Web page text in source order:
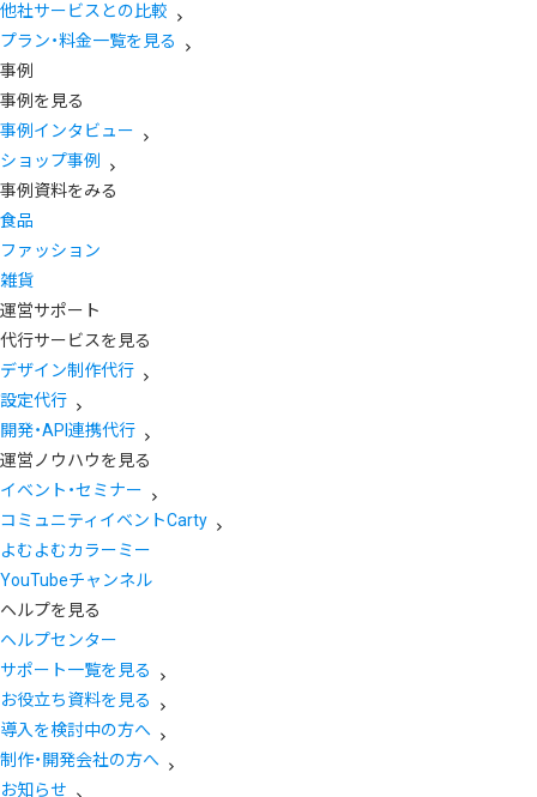
他社サービスとの比較
プラン・料金一覧を見る
事例
事例を見る
事例インタビュー
ショップ事例
事例資料をみる
食品
ファッション
雑貨
運営サポート
代行サービスを見る
デザイン制作代行
設定代行
開発・API連携代行
運営ノウハウを見る
イベント・セミナー
コミュニティイベントCarty
よむよむカラーミー
YouTubeチャンネル
ヘルプを見る
ヘルプセンター
サポート一覧を見る
お役立ち資料を見る
導入を検討中の方へ
制作・開発会社の方へ
お知らせ